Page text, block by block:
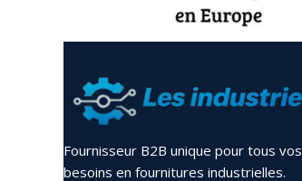
Fournisseur B2B unique pour tous vos
besoins en fournitures industrielles.